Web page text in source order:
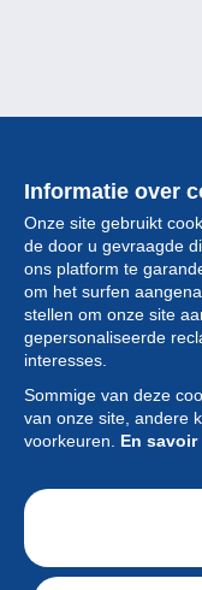
Informatie over
Onze site gebruikt
de door u gevraagde
ons platform te
om het surfen
stellen om onze site
gepersonaliseerde
interesses.
Sommige van deze
van onze site, andere
voorkeuren. En
Collectie
Nieuws
Functie
Vereniging
Diensten